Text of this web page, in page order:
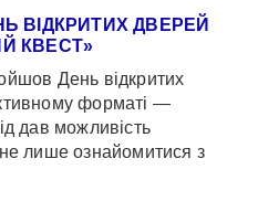
ВІДКРИТИХ ДВЕРЕЙ
КВЕСТ»
День відкритих
форматі —
дав можливість
не лише ознайомитися з